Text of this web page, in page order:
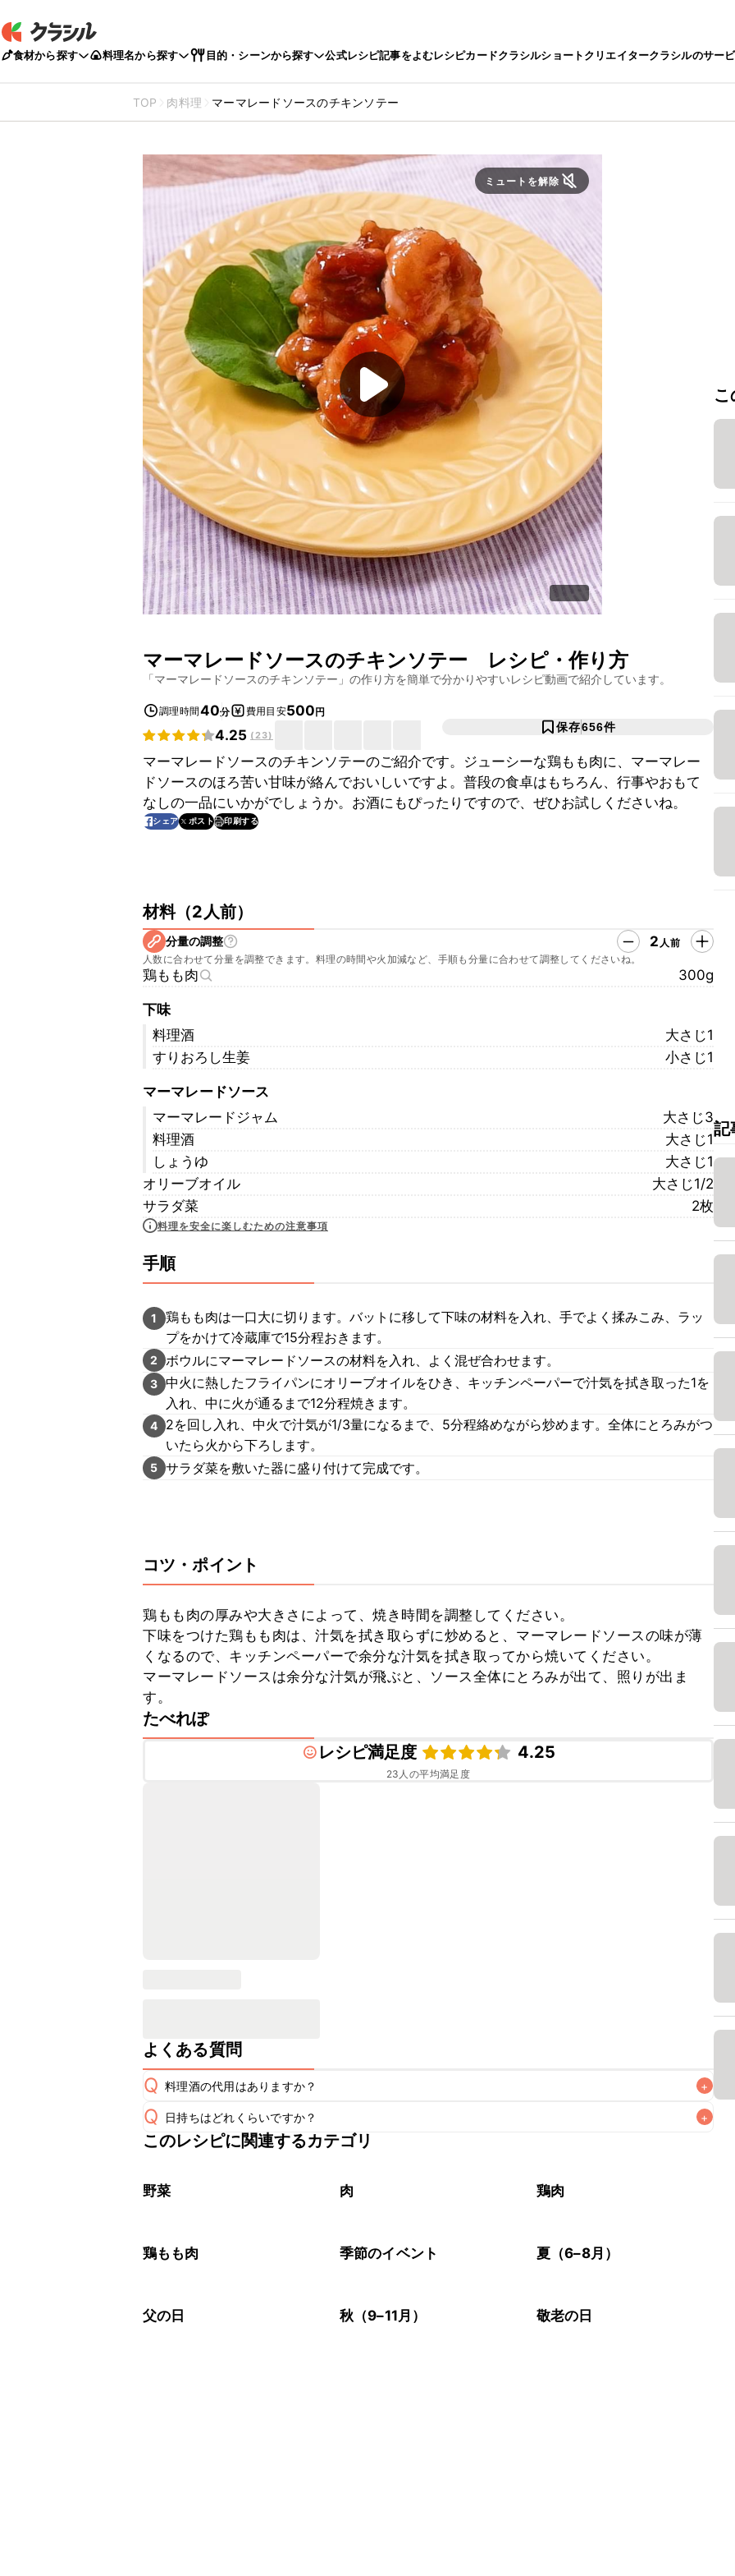
食材から探す 料理名から探す 目的・シーンから探す 公式レシピ記事をよむレシピカードクラシルショートクリエイタークラシルのサー
TOP 肉料理 マーマレードソースのチキンソテー
ミュートを解除
マーマレードソースのチキンソテー レシピ・作り方
「マーマレードソースのチキンソテー 」の作り方を簡単で分かりやすいレシピ動画で紹介しています。
調理時間40分 費用目安500円
4.25 (23)
保存656件
マーマレードソースのチキンソテーのご紹介です。ジューシーな鶏もも肉に、マーマレー
ドソースのほろ苦い甘味が絡んでおいしいですよ。普段の食卓はもちろん、行事やおもて
なしの一品にいかがでしょうか。お酒にもぴったりですので、ぜひお試しくださいね。
シェア ポスト 印刷する
材料（2人前）
分量の調整 2 人前
人数に合わせて分量を調整できます。料理の時間や火加減など、手順も分量に合わせて調整してくださいね。
鶏もも肉 300g
下味
料理酒
大さじ1
すりおろし生姜
小さじ1
マーマレードソース
マーマレードジャム
大さじ3
料理酒
大さじ1
しょうゆ
大さじ1
オリーブオイル
大さじ1/2
サラダ菜
2枚
料理を安全に楽しむための注意事項
手順
1
鶏もも肉は一口大に切ります。バットに移して下味の材料を入れ、手でよく揉みこみ、ラッ
プをかけて冷蔵庫で15分程おきます。
2 ボウルにマーマレードソースの材料を入れ、よく混ぜ合わせます。
3 中火に熱したフライパンにオリーブオイルをひき、キッチンペーパーで汁気を拭き取った1を
入れ、中に火が通るまで12分程焼きます。
4
2を回し入れ、中火で汁気が1/3量になるまで、5分程絡めながら炒めます。全体にとろみがつ
いたら火から下ろします。
5 サラダ菜を敷いた器に盛り付けて完成です。
コツ・ポイント
鶏もも肉の厚みや大きさによって、焼き時間を調整してください。
下味をつけた鶏もも肉は、汁気を拭き取らずに炒めると、マーマレードソースの味が薄
くなるので、キッチンペーパーで余分な汁気を拭き取ってから焼いてください。
マーマレードソースは余分な汁気が飛ぶと、ソース全体にとろみが出て、照りが出ま
す。
たべれぽ
レシピ満足度
4.25
23 人の平均満足度
よくある質問
Q 料理酒の代用はありますか？ +
A
Q 日持ちはどれくらいですか？ +
保存期間は冷蔵で翌日中が目安です。なるべくお早めにお召し上がりください。
※日持ちは目安です。
このレシピに関連するカテゴリ
野菜 肉 鶏肉
鶏もも肉 季節のイベント 夏（6–8月）
父の日 秋（9–11月） 敬老の日
記